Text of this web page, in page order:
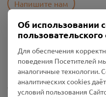
Напишите нам
Политика
Промо-материалы
Настройки cookies
Об использовании
Для обеспечения
поведения Посетителей
аналогичные технологии.
аналитических cookies
условий пользования